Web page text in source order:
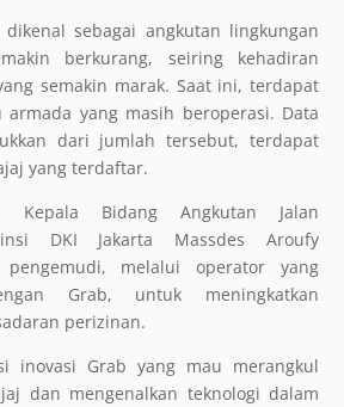
sebagai angkutan lingkungan
berkurang, seiring kehadiran
semakin marak. Saat ini, terdapat
yang masih beroperasi. Data
dari jumlah tersebut, terdapat
yang terdaftar.
Bidang Angkutan Jalan
DKI Jakarta Massdes Aroufy
melalui operator yang
Grab, untuk meningkatkan
perizinan.
inovasi Grab yang mau merangkul
dan mengenalkan teknologi dalam